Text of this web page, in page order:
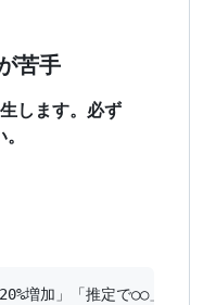
苦手
します。必ず
増加」「推定で○○」